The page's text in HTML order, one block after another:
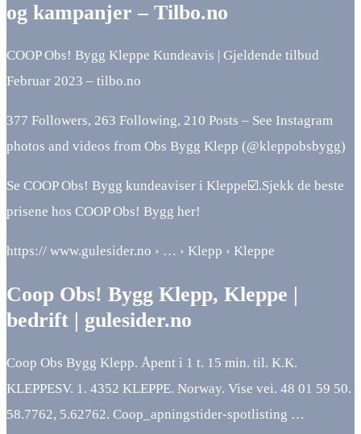
og kampanjer – Tilbo.no
COOP Obs! Bygg Kleppe Kundeavis | Gjeldende tilbud
Februar 2023 – tilbo.no
377 Followers, 263 Following, 210 Posts – See Instagram
photos and videos from Obs Bygg Klepp (@kleppobsbygg)
Se COOP Obs! Bygg kundeaviser i Kleppe☑️.Sjekk de beste
prisene hos COOP Obs! Bygg her!
https:// www.gulesider.no › … › Klepp › Kleppe
Coop Obs! Bygg Klepp, Kleppe |
bedrift | gulesider.no
Coop Obs Bygg Klepp. Åpent i 1 t. 15 min. til. K.K.
KLEPPESV. 1. 4352 KLEPPE. Norway. Vise vei. 48 01 59 50.
58.7762, 5.62762. Coop_apningstider-spotlisting …